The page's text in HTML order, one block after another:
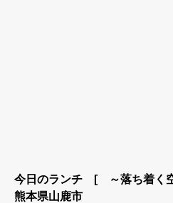
今日のランチ [ ～落ち着く
熊本県山鹿市